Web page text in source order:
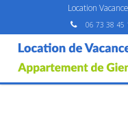
Location
06 73 38 45